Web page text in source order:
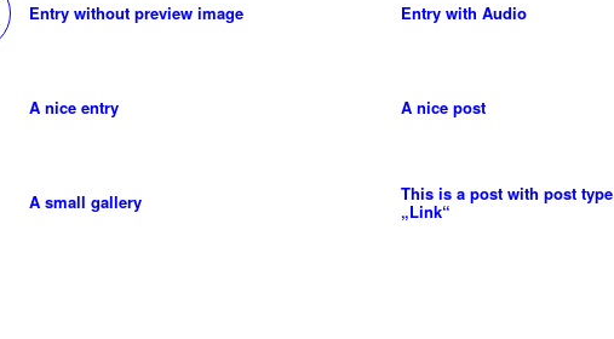
Entry without preview image Entry with Audio
A nice entry A nice post
A small gallery This is a post with post type
„Link“